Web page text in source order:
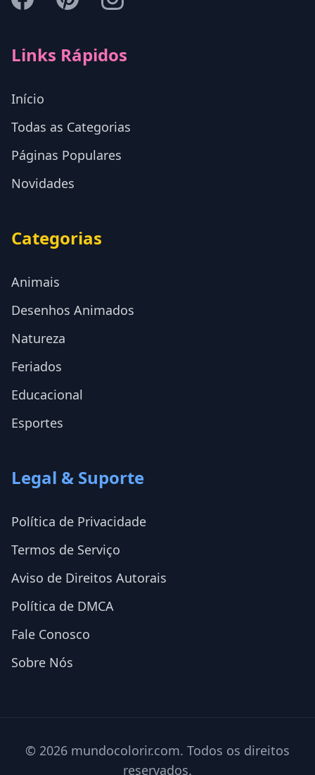
Links Rápidos
Início
Todas as Categorias
Páginas Populares
Novidades
Categorias
Animais
Desenhos Animados
Natureza
Feriados
Educacional
Esportes
Legal & Suporte
Política de Privacidade
Termos de Serviço
Aviso de Direitos Autorais
Política de DMCA
Fale Conosco
Sobre Nós
© 2026 mundocolorir.com. Todos os direitos
reservados.